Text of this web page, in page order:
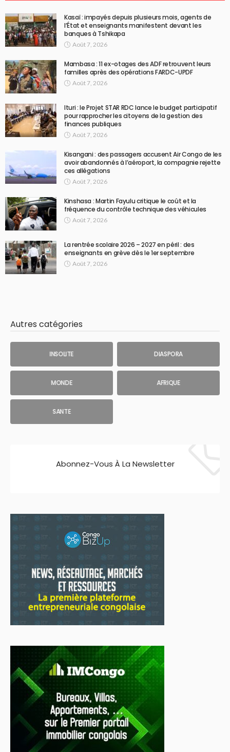
Kasaï : impayés depuis plusieurs mois, agents de
l’État et enseignants manifestent devant les
banques à Tshikapa
Août 7, 2026
Mambasa : 11 ex-otages des ADF retrouvent leurs
familles après des opérations FARDC-UPDF
Août 7, 2026
Ituri : le Projet STAR RDC lance le budget participatif
pour rapprocher les citoyens de la gestion des
finances publiques
Août 7, 2026
Kisangani : des passagers accusent Air Congo de les
avoir abandonnés à l’aéroport, la compagnie rejette
ces allégations
Août 7, 2026
Kinshasa : Martin Fayulu critique le coût et la
fréquence du contrôle technique des véhicules
Août 7, 2026
La rentrée scolaire 2026 – 2027 en péril : des
enseignants en grève dès le 1er septembre
Août 7, 2026
Autres catégories
INSOLITE DIASPORA
MONDE AFRIQUE
SANTE
Abonnez-Vous À La Newsletter